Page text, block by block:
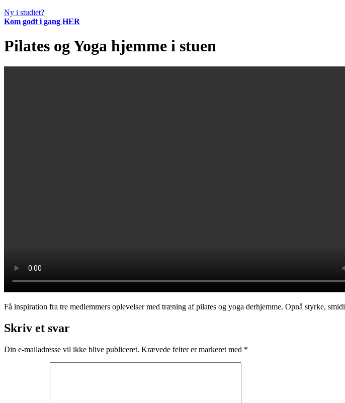
Ny i studiet?
Kom godt i gang HER
Pilates og Yoga hjemme i stuen
Få inspiration fra tre medlemmers oplevelser med træning af pilates og yoga derhjemme. Opnå styrke,
Skriv et svar
Din e-mailadresse vil ikke blive publiceret. Krævede felter er markeret med *